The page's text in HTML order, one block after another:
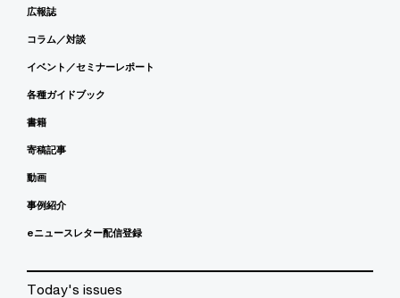
広報誌
コラム／対談
イベント／セミナーレポート
各種ガイドブック
書籍
寄稿記事
動画
事例紹介
eニュースレター配信登録
Today's issues